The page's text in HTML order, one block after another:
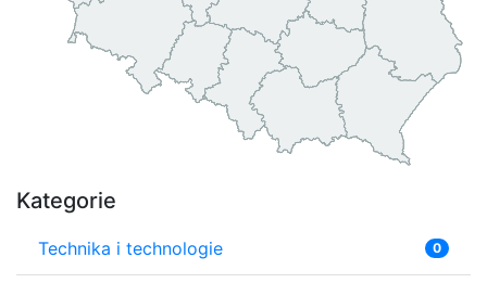
Kategorie
Technika i technologie 0